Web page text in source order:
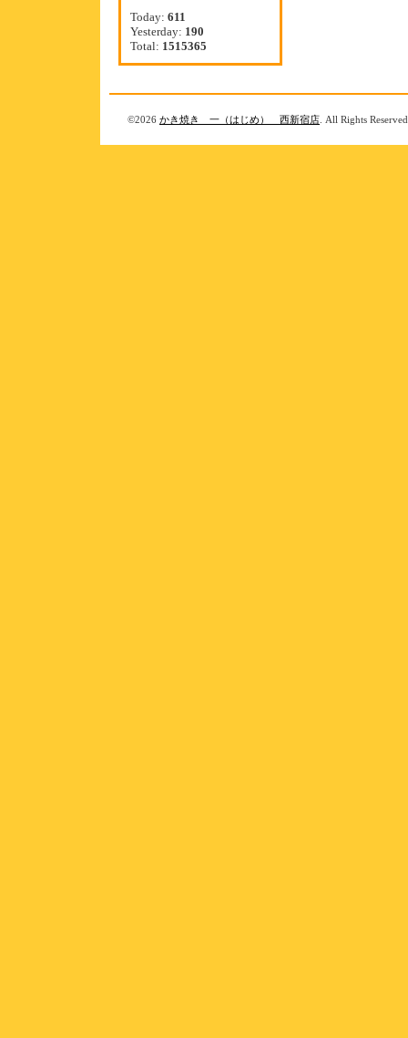
Today: 611
Yesterday: 190
Total: 1515365
©2026 かき焼き 一（はじめ） 西新宿店 . All Rights